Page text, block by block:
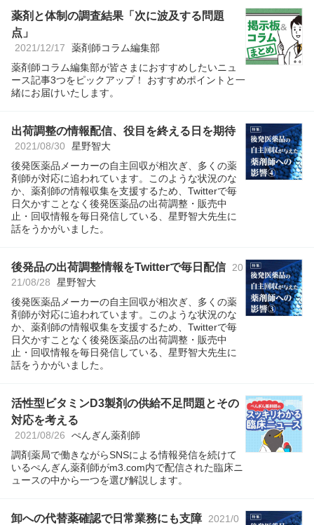
薬剤と体制の調査結果「次に波及する問題
点」
2021/12/17 薬剤師コラム編集部
薬剤師コラム編集部が皆さまにおすすめしたいニュ
ース記事3つをピックアップ！ おすすめポイントと一
緒にお届けいたします。
出荷調整の情報配信、役目を終える日を期待
2021/08/30 星野智大
後発医薬品メーカーの自主回収が相次ぎ、多くの薬
剤師が対応に追われています。このような状況のな
か、薬剤師の情報収集を支援するため、Twitterで毎
日欠かすことなく後発医薬品の出荷調整・販売中
止・回収情報を毎日発信している、星野智大先生に
話をうかがいました。
後発品の出荷調整情報をTwitterで毎日配信
20
21/08/28
星野智大
後発医薬品メーカーの自主回収が相次ぎ、多くの薬
剤師が対応に追われています。このような状況のな
か、薬剤師の情報収集を支援するため、Twitterで毎
日欠かすことなく後発医薬品の出荷調整・販売中
止・回収情報を毎日発信している、星野智大先生に
話をうかがいました。
活性型ビタミンD3製剤の供給不足問題とその
対応を考える
2021/08/26 ぺんぎん薬剤師
調剤薬局で働きながらSNSによる情報発信を続けて
いるぺんぎん薬剤師がm3.com内で配信された臨床ニ
ュースの中から一つを選び解説します。
卸への代替薬確認で日常業務にも支障
2021/0